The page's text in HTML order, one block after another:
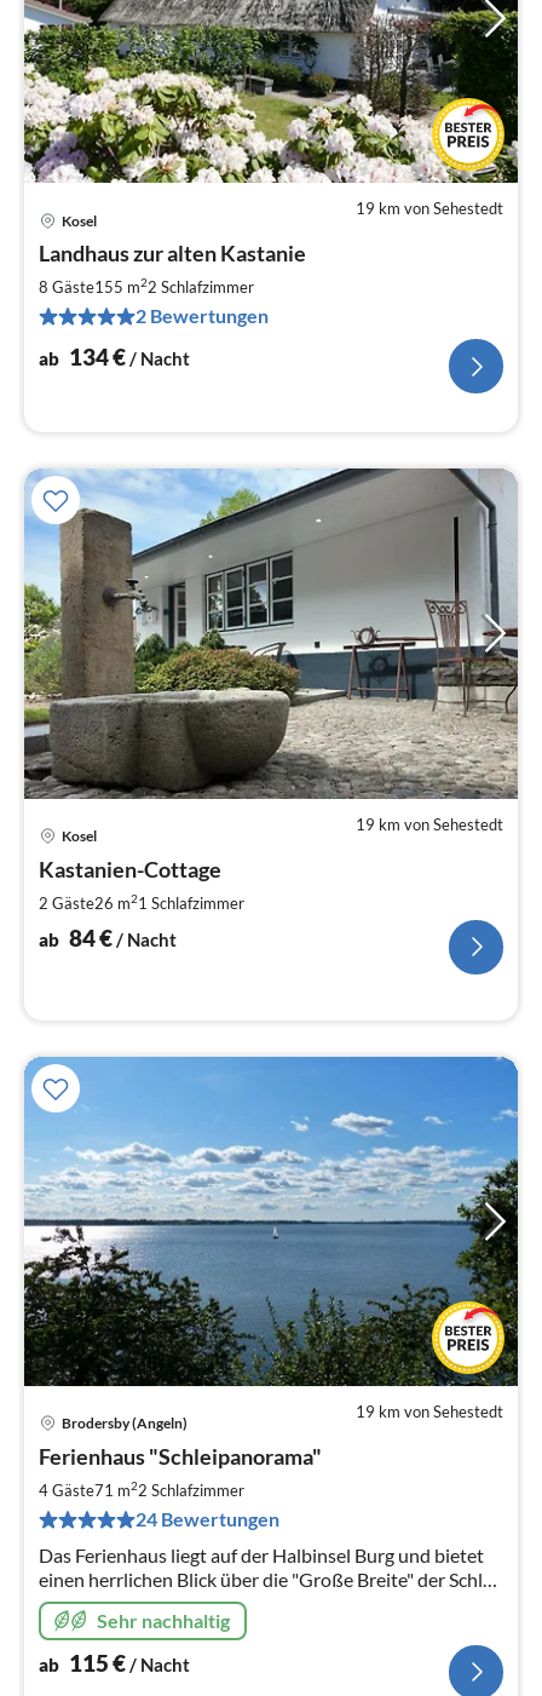
19 km von Sehestedt
Kosel
Landhaus zur alten Kastanie
8 Gäste155 m22 Schlafzimmer
2 Bewertungen
ab 134€/ Nacht
19 km von Sehestedt
Kosel
Kastanien-Cottage
2 Gäste26 m21 Schlafzimmer
ab 84€ / Nacht
19 km von Sehestedt
Brodersby (Angeln)
Ferienhaus "Schleipanorama"
4 Gäste71 m22 Schlafzimmer
24 Bewertungen
Das Ferienhaus liegt auf der Halbinsel Burg und bietet
einen herrlichen Blick über die "Große Breite" der Schlei
und die schöne Landschaft bis nach Schleswig.
Sehr nachhaltig
ab 115€/ Nacht